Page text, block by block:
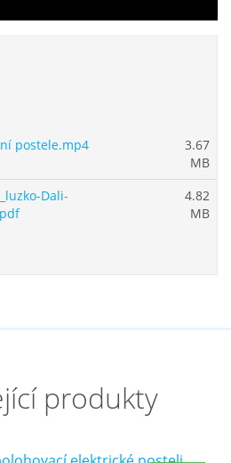
postele.mp4
3.67
MB
Dali-
4.82
MB
produkty